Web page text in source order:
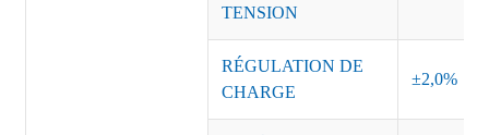
TENSION
RÉGULATION DE
CHARGE
±2,0%